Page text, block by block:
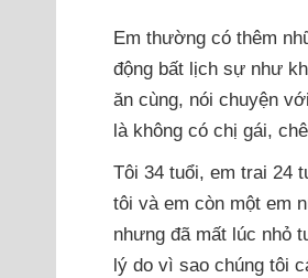
Em thường có thêm
động bất lịch sự như
ăn cùng, nói chuyện
là không có chị gái,
Tôi 34 tuổi, em trai 24
tôi và em còn một em
nhưng đã mất lúc nhỏ
lý do vì sao chúng tôi